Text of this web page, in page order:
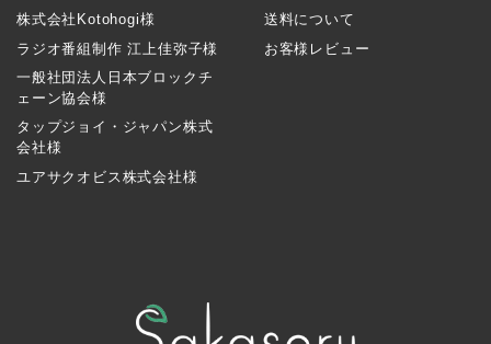
株式会社Kotohogi様
ラジオ番組制作 江上佳弥子様
一般社団法人日本ブロックチ
ェーン協会様
タップジョイ・ジャパン株式
会社様
ユアサクオビス株式会社様
送料について
お客様レビュー